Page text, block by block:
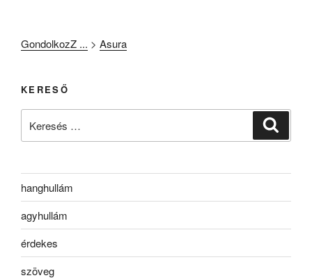
GondolkozZ ... > Asura
KERESŐ
hanghullám
agyhullám
érdekes
szöveg